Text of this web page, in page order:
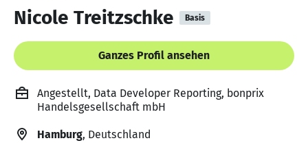
Nicole Treitzschke Basis
Ganzes Profil ansehen
Angestellt, Data Developer Reporting, bonprix
Handelsgesellschaft mbH
Hamburg, Deutschland